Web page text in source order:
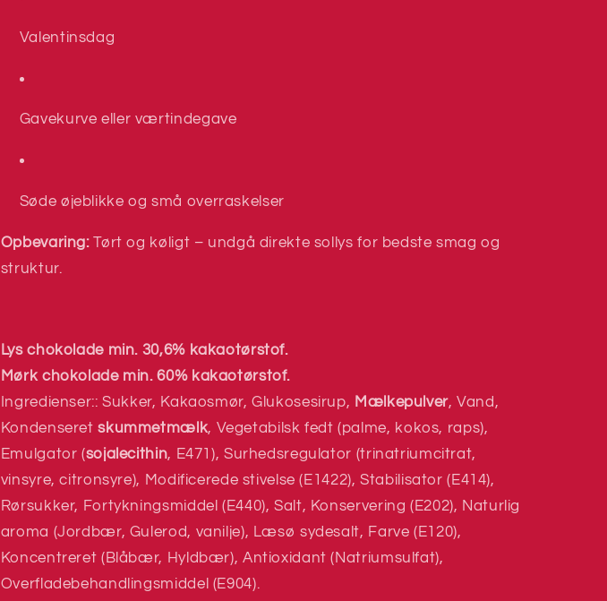
Valentinsdag
Gavekurve eller værtindegave
Søde øjeblikke og små overraskelser
Opbevaring:Tørt og køligt – undgå direkte sollys for bedste smag og
struktur.
Lys chokolade min. 30,6% kakaotørstof.
Mørk chokolade min. 60% kakaotørstof.
Ingredienser:: Sukker, Kakaosmør, Glukosesirup, Mælkepulver, Vand,
Kondenseret skummetmælk, Vegetabilsk fedt (palme, kokos, raps),
Emulgator (sojalecithin, E471), Surhedsregulator (trinatriumcitrat,
vinsyre, citronsyre), Modificerede stivelse (E1422), Stabilisator (E414),
Rørsukker, Fortykningsmiddel (E440), Salt, Konservering (E202), Naturlig
aroma (Jordbær, Gulerod, vanilje), Læsø sydesalt, Farve (E120),
Koncentreret (Blåbær, Hyldbær), Antioxidant (Natriumsulfat),
Overfladebehandlingsmiddel (E904).